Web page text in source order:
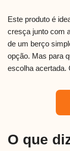
Este produto é
cresça junto com
de um berço
opção. Mas para
escolha acertada.
O que